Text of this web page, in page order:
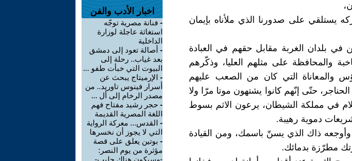
يستلقي على صدورنا الذي ملأناه بإيمان
في بلدان الغربة مقابل حقهم في العبادة
والمحافظة على مثلهم العليا، وذكّرهم
والمعاناة التي كان من الصعب عليهم
حتّى إنّهم كانوا يشتهون موتا مرّا ولا
في مملكة الشيطان، يرعون الاثم بسوط
دموية رهيبة.
وأوجعه ذاك الذي يسنّ باسمك، ومن القيادة
مطرّزة بدمائك.
اخبار الأدب والفن
- فنانة مصرية توجّه
استغاثة عاجلة لوزارة
الداخلية
- أصالة تعود إلى دمشق
بعد غياب.. رحلة إلى
البيوت التي خبأت طفو ...
- الإرميتاج يبحث عن
أسرار فينوس تاوريد.. من
مصدر الرخام إلى أل ...
- حجر رشيد مفتاح فهم
اللغة المصرية القديمة
- القدس... معركة الرواية
التي لا يجوز أن نخسرها
- بوتين يعلق على قصة
مؤثرة من يوم النصر:
-وسيكون هناك حليب-